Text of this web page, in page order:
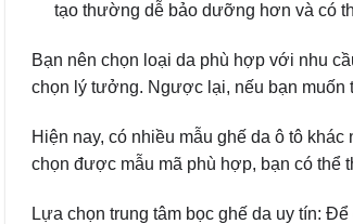
tạo thường dễ bảo dưỡng hơn và có
Bạn nên chọn loại da phù hợp với nhu
chọn lý tưởng. Ngược lại, nếu bạn muốn
Hiện nay, có nhiều mẫu ghế da ô tô
chọn được mẫu mã phù hợp, bạn có thể
Lựa chọn trung tâm bọc ghế da uy tín: